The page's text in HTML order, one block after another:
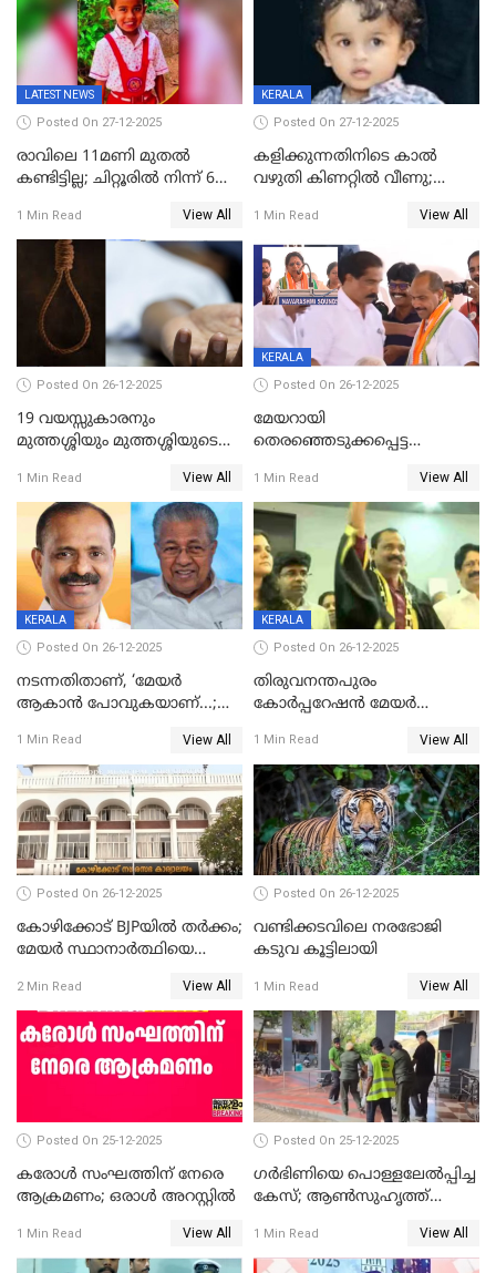
LATEST NEWS
Posted On 27-12-2025
രാവിലെ 11മണി മുതൽ
കണ്ടിട്ടില്ല; ചിറ്റൂരിൽ നിന്ന് 6
1 Min Read View All
KERALA
Posted On 27-12-2025
കളിക്കുന്നതിനിടെ കാൽ
വഴുതി കിണറ്റിൽ വീണു;
ദാരുണാന്ത്യം
1 Min Read View All
Posted On 26-12-2025
19 വയസ്സുകാരനും
മുത്തശ്ശിയും മുത്തശ്ശിയുടെ
മരിച്ചനിലയിൽ
1 Min Read View All
KERALA
Posted On 26-12-2025
മേയറായി
തെരഞ്ഞെടുക്കപ്പെട്ട
ആദ്യ വോട്ട് അസാധു; കണ്ണൂർ
ഡെപ്യൂട്ടി മേയർ സ്ഥാനത്ത്
താഹിറിന് വിജയം
1 Min Read View All
KERALA
Posted On 26-12-2025
നടന്നതിതാണ്, ‘മേയർ
ആകാൻ പോവുകയാണ്...;
മുഖ്യമന്ത്രിയുടെ ഓഫീസ്
തന്നെ വിശദീകരിയ്ക്കുന്നു;
സത്യമിതാണ്
1 Min Read View All
KERALA
Posted On 26-12-2025
തിരുവനന്തപുരം
കോര്‍പ്പറേഷന്‍ മേയര്‍
ഹൈക്കോടതിയിലേക്ക്;
സത്യപ്രതിജ്ഞ ചടങ്ങില്‍
ചട്ടലംഘനമെന്ന് പാർട്ടി
1 Min Read View All
Posted On 26-12-2025
കോഴിക്കോട് BJPയിൽ തർക്കം;
മേയർ സ്ഥാനാർത്ഥിയെ
2 Min Read View All
Posted On 26-12-2025
വണ്ടിക്കടവിലെ നരഭോജി
കടുവ കൂട്ടിലായി
1 Min Read View All
Posted On 25-12-2025
കരോള്‍ സംഘത്തിന് നേരെ
ആക്രമണം; ഒരാള്‍ അറസ്റ്റില്‍
1 Min Read View All
Posted On 25-12-2025
ഗര്‍ഭിണിയെ പൊള്ളലേല്‍പ്പിച്ച
കേസ്; ആണ്‍സുഹൃത്ത്
1 Min Read View All